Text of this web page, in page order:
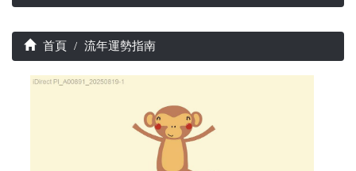
首頁 流年運勢指南